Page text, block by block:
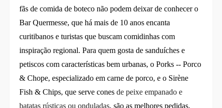
fãs de comida de boteco não podem deixar de conhecer o
Bar Quermesse, que há mais de 10 anos encanta
curitibanos e turistas que buscam comidinhas com
inspiração regional. Para quem gosta de sanduíches e
petiscos com características bem urbanas, o Porks -- Porco
& Chope, especializado em carne de porco, e o Sirène
Fish & Chips, que serve cones de peixe empanado e
batatas rústicas ou onduladas, são as melhores pedidas.